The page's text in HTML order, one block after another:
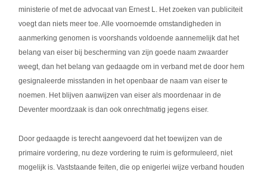
ministerie of met de advocaat van Ernest L. Het zoeken van publiciteit
voegt dan niets meer toe. Alle voornoemde omstandigheden in
aanmerking genomen is voorshands voldoende aannemelijk dat het
belang van eiser bij bescherming van zijn goede naam zwaarder
weegt, dan het belang van gedaagde om in verband met de door hem
gesignaleerde misstanden in het openbaar de naam van eiser te
noemen. Het blijven aanwijzen van eiser als moordenaar in de
Deventer moordzaak is dan ook onrechtmatig jegens eiser.
Door gedaagde is terecht aangevoerd dat het toewijzen van de
primaire vordering, nu deze vordering te ruim is geformuleerd, niet
mogelijk is. Vaststaande feiten, die op enigerlei wijze verband houden